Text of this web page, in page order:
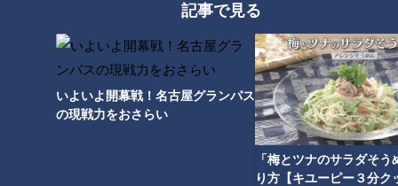
記事で見る
いよいよ開幕戦！名古屋グランパス
の現戦力をおさらい
「梅とツナのサラダそう
り方【キユーピー３分ク
（中国出身 40代）
「社会人になってから、勉強の大切さがわかってきたから、も
う一回勉強する。まだ自分が知らない世界がいっぱいある」